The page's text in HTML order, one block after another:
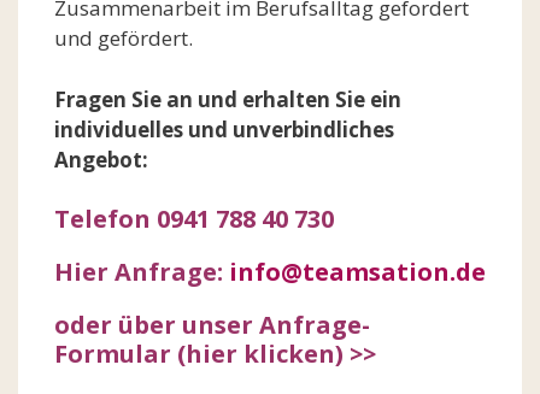
Zusammenarbeit im Berufsalltag gefordert
und gefördert.
Fragen Sie an und erhalten Sie ein
individuelles und unverbindliches
Angebot:
Telefon 0941 788 40 730
Hier Anfrage: info@teamsation.de
oder über unser Anfrage-
Formular (hier klicken) >>